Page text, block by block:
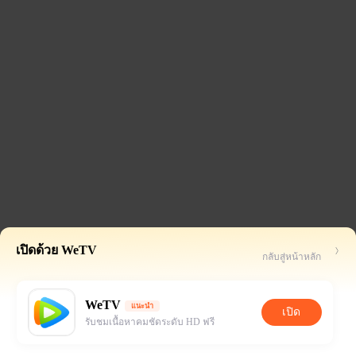
เปิดด้วย WeTV กลับสู่หน้าหลัก
WeTV แนะนำ
รับชมเนื้อหาคมชัดระดับ HD ฟรี
เปิด